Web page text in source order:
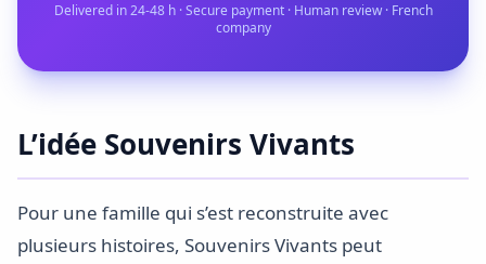
Delivered in 24-48 h · Secure payment · Human review · French
company
L’idée Souvenirs Vivants
Pour une famille qui s’est reconstruite avec
plusieurs histoires, Souvenirs Vivants peut